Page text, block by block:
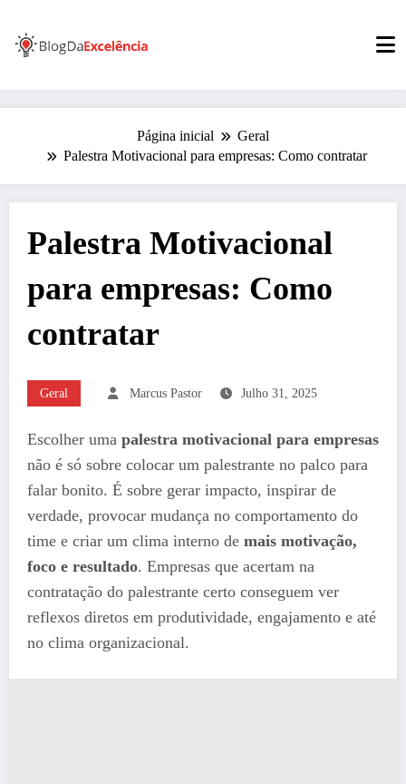
para
conteúdo
Página inicial
Geral
Palestra Motivacional para empresas: Como contratar
Palestra Motivacional
para empresas: Como
contratar
Geral Marcus Pastor Julho 31, 2025
Escolher uma palestra motivacional para empresas
não é só sobre colocar um palestrante no palco para
falar bonito. É sobre gerar impacto, inspirar de
verdade, provocar mudança no comportamento do
time e criar um clima interno de mais motivação,
foco e resultado. Empresas que acertam na
contratação do palestrante certo conseguem ver
reflexos diretos em produtividade, engajamento e até
no clima organizacional.